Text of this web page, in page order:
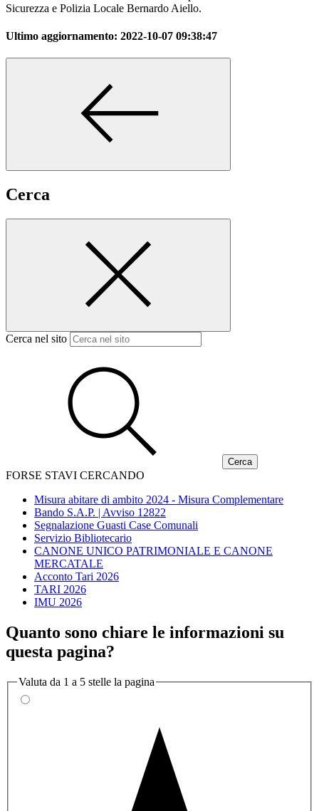
Sicurezza e Polizia Locale Bernardo Aiello.
Ultimo aggiornamento: 2022-10-07 09:38:47
Cerca
Cerca nel sito
FORSE STAVI CERCANDO
Misura abitare di ambito 2024 - Misura Complementare
Bando S.A.P. | Avviso 12822
Segnalazione Guasti Case Comunali
Servizio Bibliotecario
CANONE UNICO PATRIMONIALE E CANONE
MERCATALE
Acconto Tari 2026
TARI 2026
IMU 2026
Quanto sono chiare le informazioni su
questa pagina?
Valuta da 1 a 5 stelle la pagina